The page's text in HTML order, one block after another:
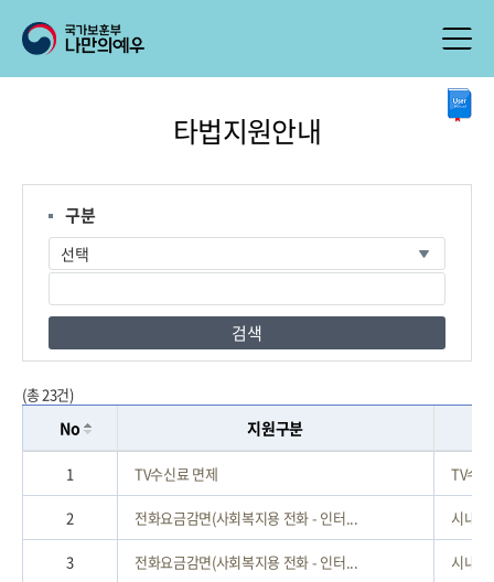
타법지원안내
구분
검색
(총 23건)
No 지원구분
1 TV수신료 면제 TV수
2 전화요금감면(사회복지용 전화 - 인터... 시내통
3 전화요금감면(사회복지용 전화 - 인터... 시내통